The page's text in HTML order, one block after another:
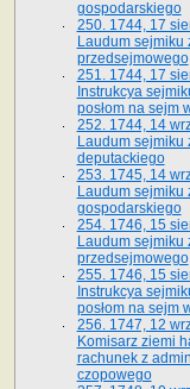
gospodarskiego
250. 1744, 17
Laudum sejmiku
przedsejmowego
251. 1744, 17
Instrukcya
posłom na sejm
252. 1744, 14
Laudum sejmiku
deputackiego
253. 1745, 14
Laudum sejmiku
gospodarskiego
254. 1746, 15
Laudum sejmiku
przedsejmowego
255. 1746, 15
Instrukcya
posłom na sejm
256. 1747, 12
Komisarz ziemi
rachunek z
czopowego